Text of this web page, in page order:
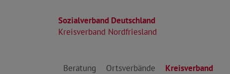
Sozialverband Deutschland
Kreisverband Nordfriesland
Direkt zu den Inhalten springen
Beratung Ortsverbände Kreisverband